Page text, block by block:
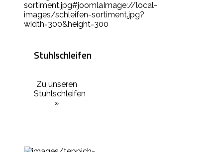
Stuhlschleifen
Zu unseren
Stuhlschleifen
»